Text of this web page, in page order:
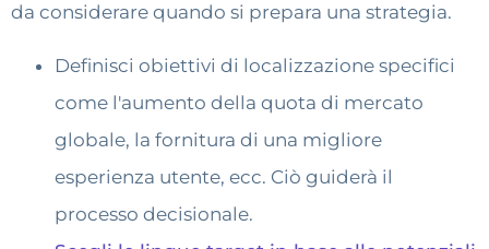
da considerare quando si prepara una strategia.
Definisci obiettivi di localizzazione specifici
come l'aumento della quota di mercato
globale, la fornitura di una migliore
esperienza utente, ecc. Ciò guiderà il
processo decisionale.